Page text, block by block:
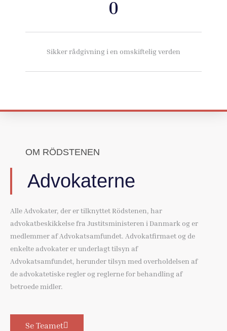
0
Sikker rådgivning i en omskiftelig verden
OM RÖDSTENEN
Advokaterne
Alle Advokater, der er tilknyttet Rödstenen, har
advokatbeskikkelse fra Justitsministeren i Danmark og er
medlemmer af Advokatsamfundet. Advokatfirmaet og de
enkelte advokater er underlagt tilsyn af
Advokatsamfundet, herunder tilsyn med overholdelsen af
de advokatetiske regler og reglerne for behandling af
betroede midler.
Se Teamet